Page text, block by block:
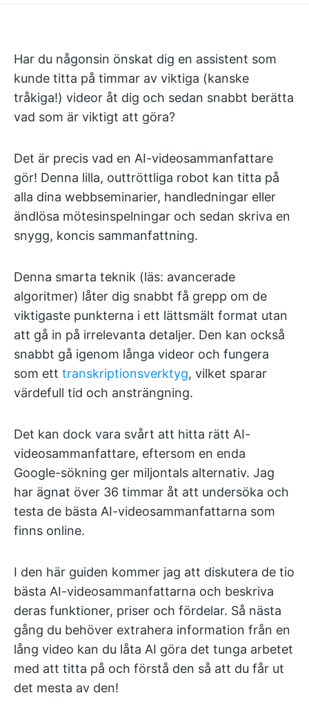
Har du någonsin önskat dig en assistent som
kunde titta på timmar av viktiga (kanske
tråkiga!) videor åt dig och sedan snabbt berätta
vad som är viktigt att göra?
Det är precis vad en AI-videosammanfattare
gör! Denna lilla, outtröttliga robot kan titta på
alla dina webbseminarier, handledningar eller
ändlösa mötesinspelningar och sedan skriva en
snygg, koncis sammanfattning.
Denna smarta teknik (läs: avancerade
algoritmer) låter dig snabbt få grepp om de
viktigaste punkterna i ett lättsmält format utan
att gå in på irrelevanta detaljer. Den kan också
snabbt gå igenom långa videor och fungera
som ett transkriptionsverktyg, vilket sparar
värdefull tid och ansträngning.
Det kan dock vara svårt att hitta rätt AI-
videosammanfattare, eftersom en enda
Google-sökning ger miljontals alternativ. Jag
har ägnat över 36 timmar åt att undersöka och
testa de bästa AI-videosammanfattarna som
finns online.
I den här guiden kommer jag att diskutera de tio
bästa AI-videosammanfattarna och beskriva
deras funktioner, priser och fördelar. Så nästa
gång du behöver extrahera information från en
lång video kan du låta AI göra det tunga arbetet
med att titta på och förstå den så att du får ut
det mesta av den!